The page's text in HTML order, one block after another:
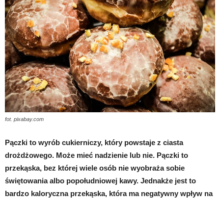
fot. pixabay.com
Pączki to wyrób cukierniczy, który powstaje z ciasta
drożdżowego. Może mieć nadzienie lub nie. Pączki to
przekąska, bez której wiele osób nie wyobraża sobie
świętowania albo popołudniowej kawy. Jednakże jest to
bardzo kaloryczna przekąska, która ma negatywny wpływ na